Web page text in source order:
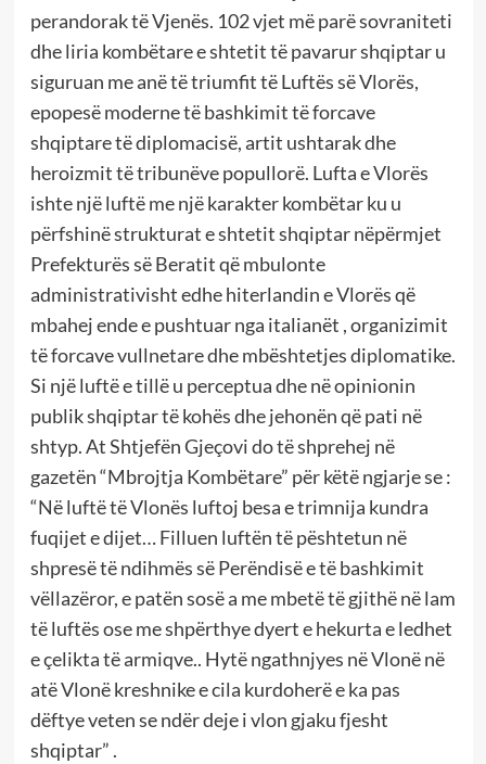
perandorak të Vjenës. 102 vjet më parë sovraniteti
dhe liria kombëtare e shtetit të pavarur shqiptar u
siguruan me anë të triumfit të Luftës së Vlorës,
epopesë moderne të bashkimit të forcave
shqiptare të diplomacisë, artit ushtarak dhe
heroizmit të tribunëve popullorë. Lufta e Vlorës
ishte një luftë me një karakter kombëtar ku u
përfshinë strukturat e shtetit shqiptar nëpërmjet
Prefekturës së Beratit që mbulonte
administrativisht edhe hiterlandin e Vlorës që
mbahej ende e pushtuar nga italianët , organizimit
të forcave vullnetare dhe mbështetjes diplomatike.
Si një luftë e tillë u perceptua dhe në opinionin
publik shqiptar të kohës dhe jehonën që pati në
shtyp. At Shtjefën Gjeçovi do të shprehej në
gazetën “Mbrojtja Kombëtare” për këtë ngjarje se :
“Në luftë të Vlonës luftoj besa e trimnija kundra
fuqijet e dijet… Filluen luftën të pështetun në
shpresë të ndihmës së Perëndisë e të bashkimit
vëllazëror, e patën sosë a me mbetë të gjithë në lam
të luftës ose me shpërthye dyert e hekurta e ledhet
e çelikta të armiqve.. Hytë ngathnjyes në Vlonë në
atë Vlonë kreshnike e cila kurdoherë e ka pas
dëftye veten se ndër deje i vlon gjaku fjesht
shqiptar” .